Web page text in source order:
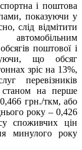
і поштова
показуючи у
слід відмітити
поштової і
що обсяг
зріс на 13%,
перевізників
на перше
0,466 грн./ткм, або
року – 0,426
споживчих цін
минулого року